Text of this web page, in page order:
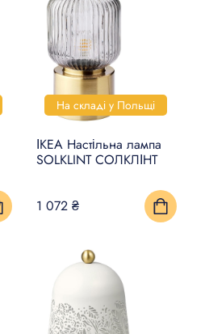
На складі у Польщі
ІКЕА Настільна лампа
SOLKLINT СОЛКЛІНТ
1 072 ₴